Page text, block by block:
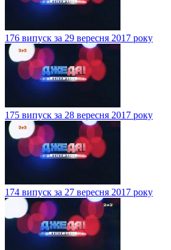
176 випуск за 29 вересня 2017 року
175 випуск за 28 вересня 2017 року
174 випуск за 27 вересня 2017 року